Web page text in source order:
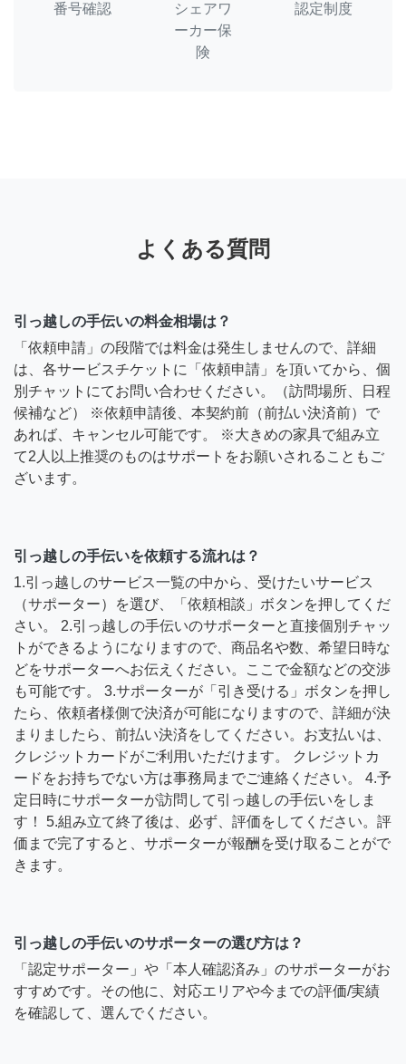
番号確認
シェアワ
ーカー保
険
認定制度
よくある質問
引っ越しの手伝いの料金相場は？
「依頼申請」の段階では料金は発生しませんので、詳細
は、各サービスチケットに「依頼申請」を頂いてから、個
別チャットにてお問い合わせください。（訪問場所、日程
候補など） ※依頼申請後、本契約前（前払い決済前）で
あれば、キャンセル可能です。 ※大きめの家具で組み立
て2人以上推奨のものはサポートをお願いされることもご
ざいます。
引っ越しの手伝いを依頼する流れは？
1.引っ越しのサービス一覧の中から、受けたいサービス
（サポーター）を選び、「依頼相談」ボタンを押してくだ
さい。 2.引っ越しの手伝いのサポーターと直接個別チャッ
トができるようになりますので、商品名や数、希望日時な
どをサポーターへお伝えください。ここで金額などの交渉
も可能です。 3.サポーターが「引き受ける」ボタンを押し
たら、依頼者様側で決済が可能になりますので、詳細が決
まりましたら、前払い決済をしてください。お支払いは、
クレジットカードがご利用いただけます。 クレジットカ
ードをお持ちでない方は事務局までご連絡ください。 4.予
定日時にサポーターが訪問して引っ越しの手伝いをしま
す！ 5.組み立て終了後は、必ず、評価をしてください。評
価まで完了すると、サポーターが報酬を受け取ることがで
きます。
引っ越しの手伝いのサポーターの選び方は？
「認定サポーター」や「本人確認済み」のサポーターがお
すすめです。その他に、対応エリアや今までの評価/実績
を確認して、選んでください。